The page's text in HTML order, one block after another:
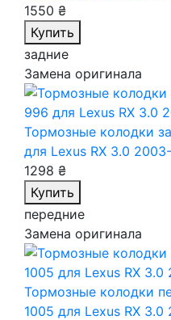
1550 ₴
Купить
задние
Замена оригинала
Тормозные колодки
для Lexus RX 3.0
1298 ₴
Купить
передние
Замена оригинала
Тормозные колодки
1005 для Lexus RX